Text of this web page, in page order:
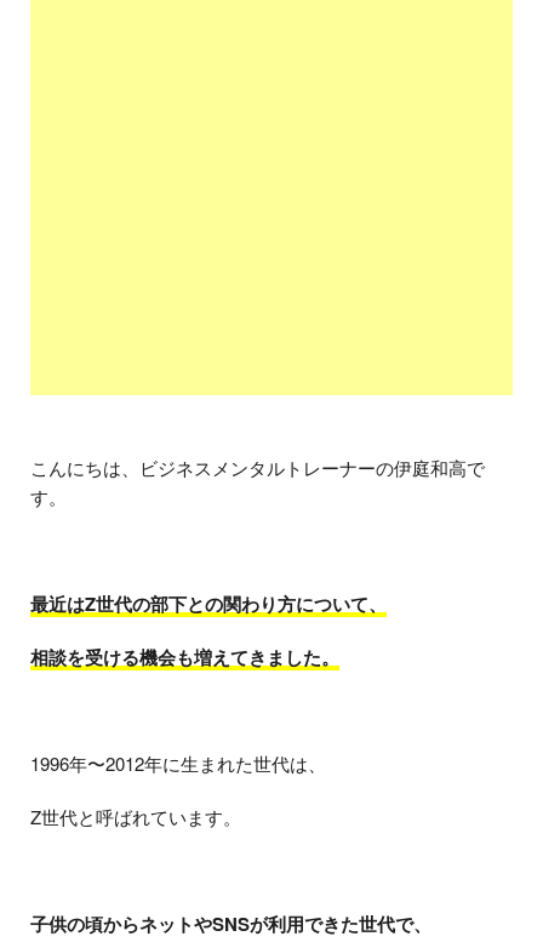
こんにちは、ビジネスメンタルトレーナーの伊庭和高で
す。
最近はZ世代の部下との関わり方について、
相談を受ける機会も増えてきました。
1996年〜2012年に生まれた世代は、
Z世代と呼ばれています。
子供の頃からネットやSNSが利用できた世代で、